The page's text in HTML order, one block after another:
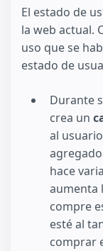
El estado de
la web actual.
uso que se
estado de
Durante
crea un
al
hace
aumenta
compre
esté al
comprar